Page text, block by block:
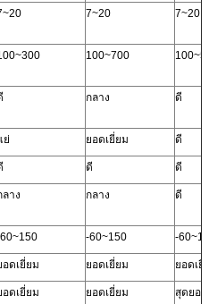
7~20 7~20
100~700
กลาง ดี
ย่ ยอดเยี่ยม ดี
ดี ดี
ลาง กลาง ดี
-60~150 -
อดเยี่ยม ยอดเยี่ยม ยอดเยี่
อดเยี่ยม ยอดเยี่ยม สุดยอ